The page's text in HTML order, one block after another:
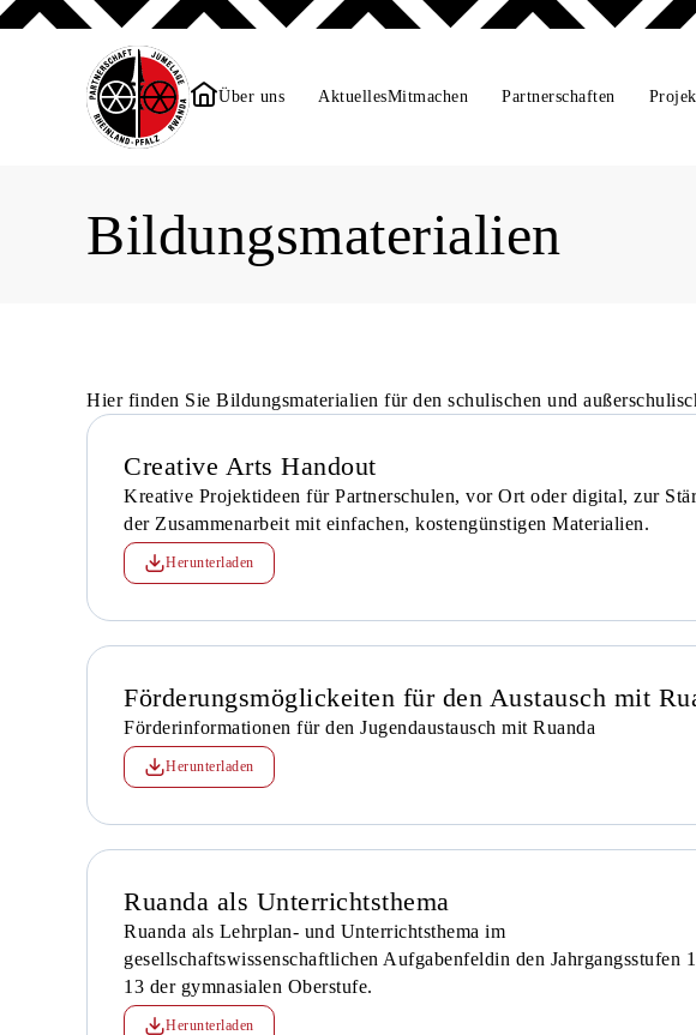
Über uns AktuellesMitmachen Partnerschaften
Bildungsmaterialien
Bildungsmaterialien
Hier finden Sie Bildungsmaterialien für den schulischen und
Creative Arts Handout
Kreative Projektideen für Partnerschulen, vor Ort oder digital, zur
der Zusammenarbeit mit einfachen, kostengünstigen Materialien.
Herunterladen
Förderungsmöglickeiten für den Austausch mit
Förderinformationen für den Jugendaustausch mit Ruanda
Herunterladen
Ruanda als Unterrichtsthema
Ruanda als Lehrplan- und Unterrichtsthema im
gesellschaftswissenschaftlichen Aufgabenfeldin den Jahrgangsstufen
13 der gymnasialen Oberstufe.
Herunterladen